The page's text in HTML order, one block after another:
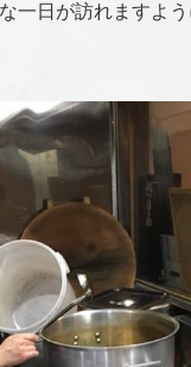
一日が訪れますよ